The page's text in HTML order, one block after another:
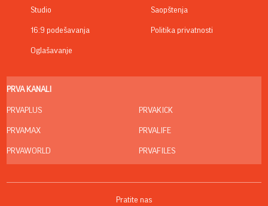
Studio
16:9 podešavanja
Oglašavanje
Saopštenja
Politika privatnosti
PRVA KANALI
PRVAPLUS
PRVAMAX
PRVAWORLD
PRVAKICK
PRVALIFE
PRVAFILES
Pratite nas